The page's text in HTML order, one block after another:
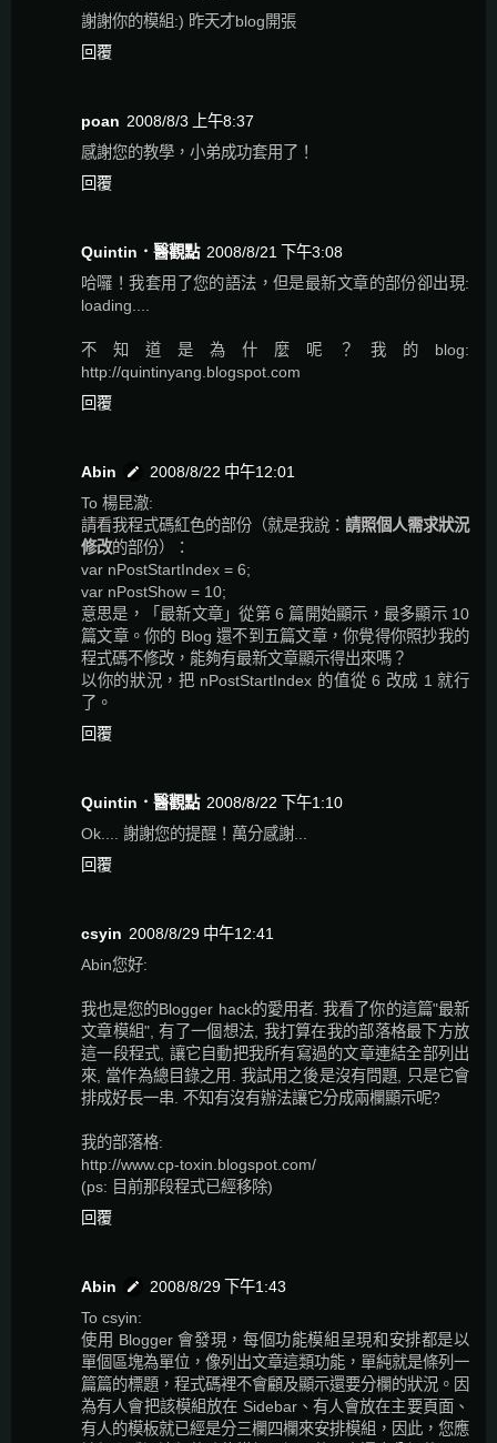
謝謝你的模組:) 昨天才blog開張
回覆
poan 2008/8/3 上午8:37
感謝您的教學，小弟成功套用了！
回覆
Quintin．醫觀點 2008/8/21 下午3:08
哈囉！我套用了您的語法，但是最新文章的部份卻出現:
loading....
不知道是為什麼呢？我的blog:
http://quintinyang.blogspot.com
回覆
Abin
2008/8/22 中午12:01
To 楊昆澈:
請看我程式碼紅色的部份（就是我說： 請照個人需求狀況
修改的部份）：
var nPostStartIndex = 6;
var nPostShow = 10;
意思是，「最新文章」從第 6 篇開始顯示，最多顯示 10
篇文章。你的 Blog 還不到五篇文章，你覺得你照抄我的
程式碼不修改，能夠有最新文章顯示得出來嗎？
以你的狀況，把 nPostStartIndex 的值從 6 改成 1 就行
了。
回覆
Quintin．醫觀點 2008/8/22 下午1:10
Ok.... 謝謝您的提醒！萬分感謝...
回覆
csyin 2008/8/29 中午12:41
Abin您好:
我也是您的Blogger hack的愛用者. 我看了你的這篇"最新
文章模組", 有了一個想法, 我打算在我的部落格最下方放
這一段程式, 讓它自動把我所有寫過的文章連結全部列出
來, 當作為總目錄之用. 我試用之後是沒有問題, 只是它會
排成好長一串. 不知有沒有辦法讓它分成兩欄顯示呢?
我的部落格:
http://www.cp-toxin.blogspot.com/
(ps: 目前那段程式已經移除)
回覆
Abin
2008/8/29 下午1:43
To csyin:
使用 Blogger 會發現，每個功能模組呈現和安排都是以
單個區塊為單位，像列出文章這類功能，單純就是條列一
篇篇的標題，程式碼裡不會顧及顯示還要分欄的狀況。因
為有人會把該模組放在 Sidebar、有人會放在主要頁面、
有人的模板就已經是分三欄四欄來安排模組，因此，您應